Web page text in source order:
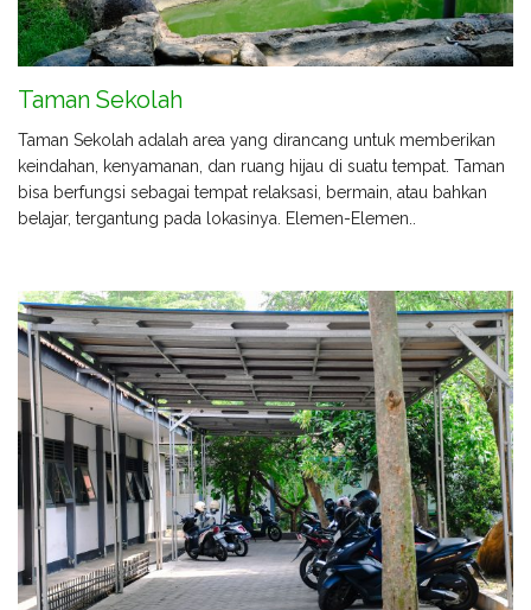
Taman Sekolah
Taman Sekolah adalah area yang dirancang untuk memberikan
keindahan, kenyamanan, dan ruang hijau di suatu tempat. Taman
bisa berfungsi sebagai tempat relaksasi, bermain, atau bahkan
belajar, tergantung pada lokasinya. Elemen-Elemen..